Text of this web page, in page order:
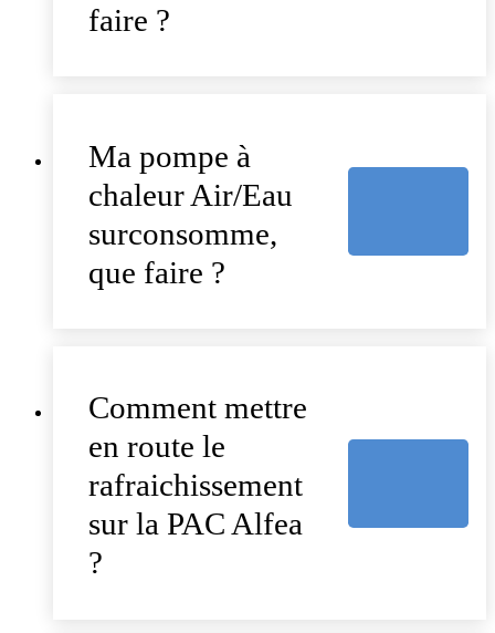
faire ?
Ma pompe à
chaleur Air/Eau
surconsomme,
que faire ?
Comment mettre
en route le
rafraichissement
sur la PAC Alfea
?